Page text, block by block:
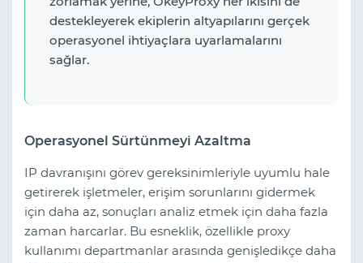
destekleyerek ekiplerin altyapılarını gerçek
operasyonel ihtiyaçlara uyarlamalarını
sağlar.
Operasyonel Sürtünmeyi Azaltma
IP davranışını görev gereksinimleriyle uyumlu hale
getirerek işletmeler, erişim sorunlarını gidermek
için daha az, sonuçları analiz etmek için daha fazla
zaman harcarlar. Bu esneklik, özellikle proxy
kullanımı departmanlar arasında genişledikçe daha